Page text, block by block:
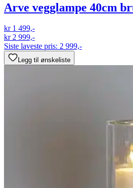
Arve vegglampe 40cm
kr 1 499,-
kr 2 999,-
Siste laveste pris: 2 999,-
Legg til ønskeliste